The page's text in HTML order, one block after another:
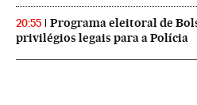
20:55
Programa eleitoral de
privilégios legais para a Polícia